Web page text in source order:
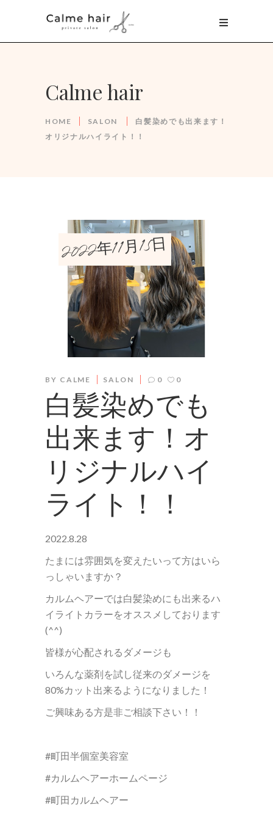
Calme hair
HOME SALON
白髪染めでも出来ます！
オリジナルハイライト！！
2022年11月15日
BY CALME SALON 0 0
白髪染めでも
出来ます！オ
リジナルハイ
ライト！！
2022.8.28
たまには雰囲気を変えたいって方はいら
っしゃいますか？
カルムヘアーでは白髪染めにも出来るハ
イライトカラーをオススメしております
(^^)
皆様が心配されるダメージも
いろんな薬剤を試し従来のダメージを
80%カット出来るようになりました！
ご興味ある方是非ご相談下さい！！
#町田半個室美容室
#カルムヘアーホームページ
#町田カルムヘアー